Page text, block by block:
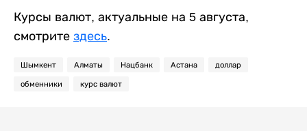
Курсы валют, актуальные на 5 августа,
смотрите здесь.
Шымкент Алматы Нацбанк Астана доллар
обменники курс валют